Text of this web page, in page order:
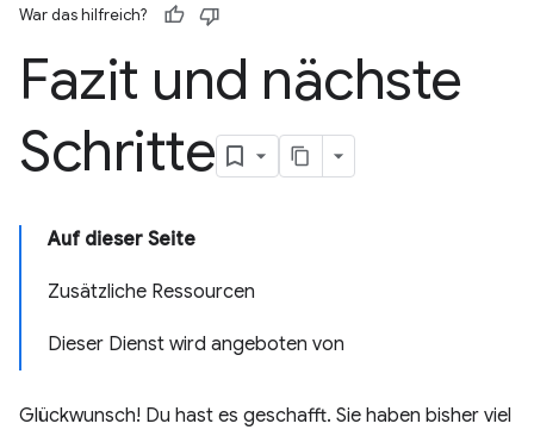
War das hilfreich?
Fazit und nächste
Schritte
Auf dieser Seite
Zusätzliche Ressourcen
Dieser Dienst wird angeboten von
Glückwunsch! Du hast es geschafft. Sie haben bisher viel